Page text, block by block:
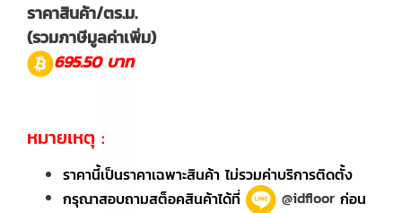
ราคาสินค้า/ตร.ม.
(รวมภาษีมูลค่าเพิ่ม)
695.50 บาท
หมายเหตุ :
ราคานี้เป็นราคาเฉพาะสินค้า ไม่รวมค่าบริการติดตั้ง
กรุณาสอบถามสต็อคสินค้าได้ที่
@idfloor ก่อน